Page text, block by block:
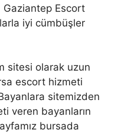
Gaziantep Escort
iyi cümbüşler
sitesi olarak uzun
escort hizmeti
sitemizden
veren bayanların
bursada